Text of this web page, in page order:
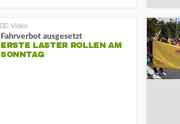
Fahrverbot ausgesetzt
ERSTE LASTER ROLLEN AM
SONNTAG